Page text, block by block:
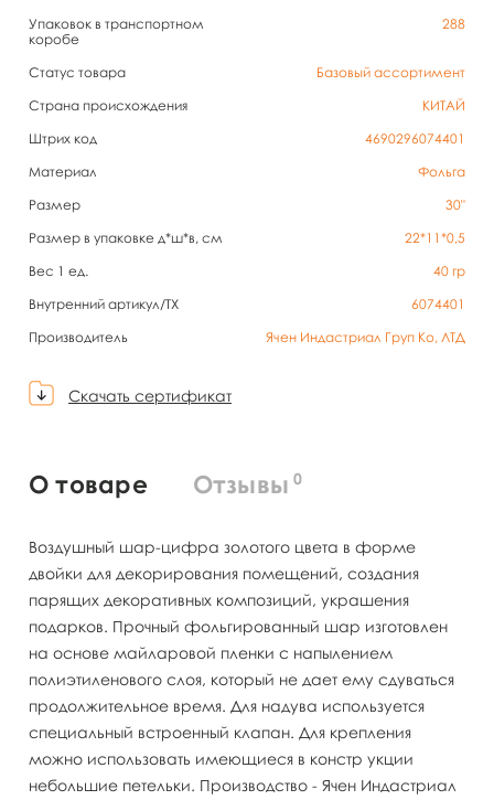
Упаковок в транспортном
коробе
288
Статус товара
Базовый ассортимент
Страна происхождения
КИТАЙ
Штрих код
4690296074401
Материал
Фольга
Размер
30"
Размер в упаковке д*ш*в, см
22*11*0,5
Вес 1 ед.
40 гр
Внутренний артикул/TX
6074401
Производитель
Ячен Индастриал Груп Ко, ЛТД
Скачать сертификат
О товаре Отзывы 0
Воздушный шар-цифра золотого цвета в форме
двойки для декорирования помещений, создания
парящих декоративных композиций, украшения
подарков. Прочный фольгированный шар изготовлен
на основе майларовой пленки с напылением
полиэтиленового слоя, который не дает ему сдуваться
продолжительное время. Для надува используется
специальный встроенный клапан. Для крепления
можно использовать имеющиеся в констр укции
небольшие петельки. Производство - Ячен Индастриал